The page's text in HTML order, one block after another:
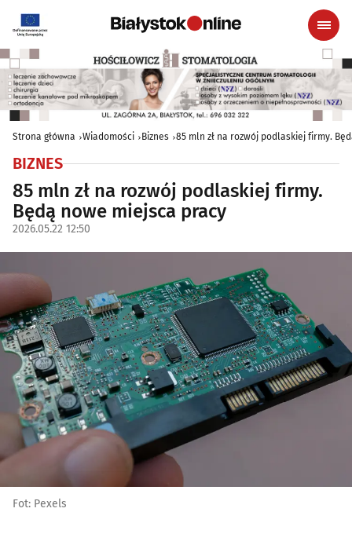
Strona główna Wiadomości Biznes 85 mln zł na rozwój podlaskiej firmy.
BIZNES
85 mln zł na rozwój podlaskiej firmy.
Będą nowe miejsca pracy
2026.05.22 12:50
Fot: Pexels